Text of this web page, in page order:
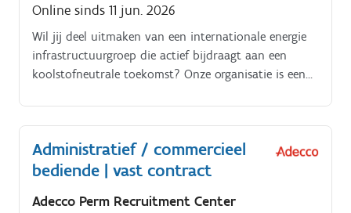
Online sinds 11 jun. 2026
Wil jij deel uitmaken van een internationale energie
infrastructuurgroep die actief bijdraagt aan een
koolstofneutrale toekomst? Onze organisatie is een
medewerkers, gespecialiseerd in gasvervoer, opslag en
terminalling van vloeibaar aardgas.
Administratief / commercieel
bediende | vast contract
Adecco Perm Recruitment Center